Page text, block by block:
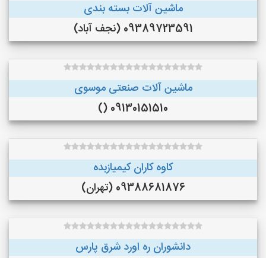
ماشین آلات بسته بندی
09389723591 (نجف‌ آباد)
ماشین آلات صنعتی موسوی
09130151510 ()
کاوه کاران کیمیازبده
09388681876 (تهران)
دانشوران ره اورد شرق پارس